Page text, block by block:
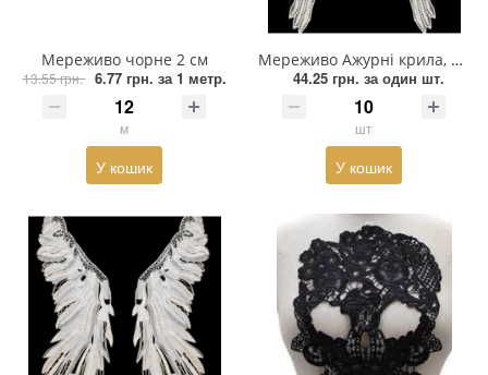
Мереживо чорне 2 см
13.55 грн. 6.77 грн. за 1 метр.
м
У кошик
Мереживо Ажурні крила, 15*38см, білий, пара
44.25 грн. за один шт.
шт
У кошик